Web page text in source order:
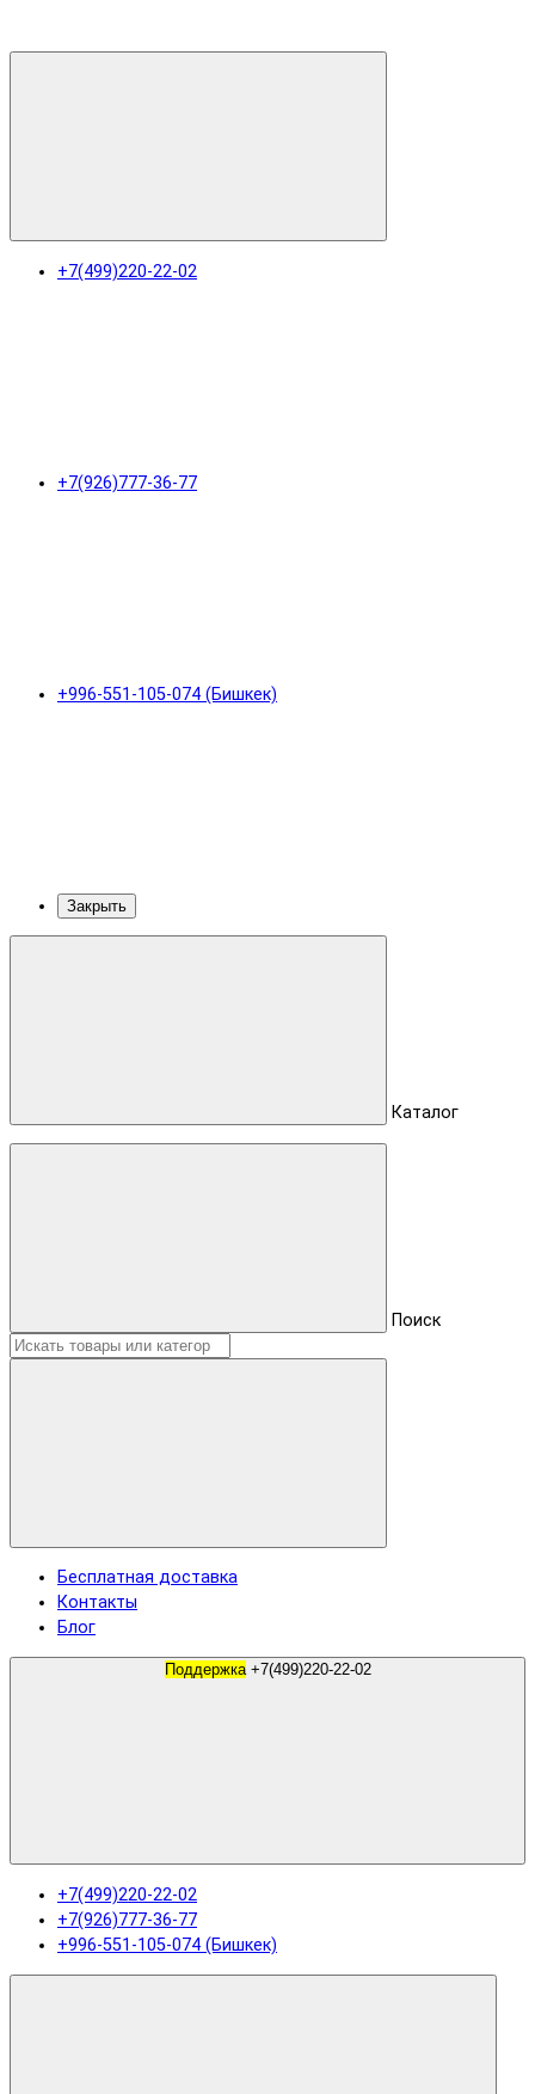
+7(499)220-22-02
+7(926)777-36-77
+996-551-105-074 (Бишкек)
Закрыть
Каталог
Поиск
Бесплатная доставка
Контакты
Блог
Поддержка +7(499)220-22-02
+7(499)220-22-02
+7(926)777-36-77
+996-551-105-074 (Бишкек)